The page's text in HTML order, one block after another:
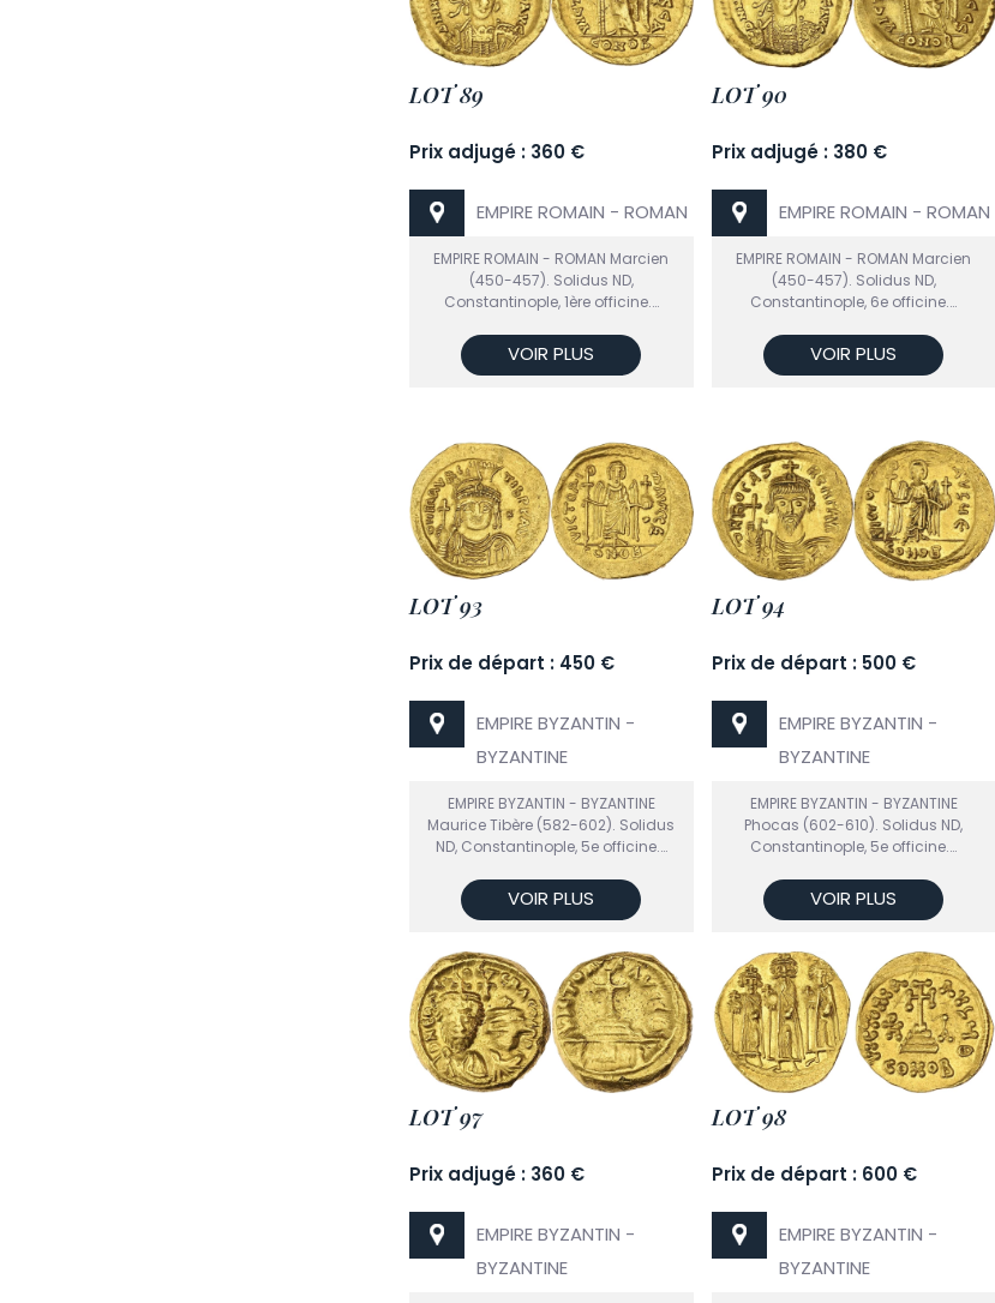
LOT 89
Prix adjugé : 360 €
EMPIRE ROMAIN - ROMAN
EMPIRE ROMAIN - ROMAN Marcien
(450-457). Solidus ND,
Constantinople, 1ère officine.…
VOIR PLUS
LOT 90
Prix adjugé : 380 €
EMPIRE ROMAIN - ROMAN
EMPIRE ROMAIN - ROMAN Marcien
(450-457). Solidus ND,
Constantinople, 6e officine.…
VOIR PLUS
LOT 93
Prix de départ : 450 €
EMPIRE BYZANTIN -
BYZANTINE
EMPIRE BYZANTIN - BYZANTINE
Maurice Tibère (582-602). Solidus
ND, Constantinople, 5e officine.…
VOIR PLUS
LOT 94
Prix de départ : 500 €
EMPIRE BYZANTIN -
BYZANTINE
EMPIRE BYZANTIN - BYZANTINE
Phocas (602-610). Solidus ND,
Constantinople, 5e officine.…
VOIR PLUS
LOT 97
Prix adjugé : 360 €
EMPIRE BYZANTIN -
BYZANTINE
LOT 98
Prix de départ : 600 €
EMPIRE BYZANTIN -
BYZANTINE